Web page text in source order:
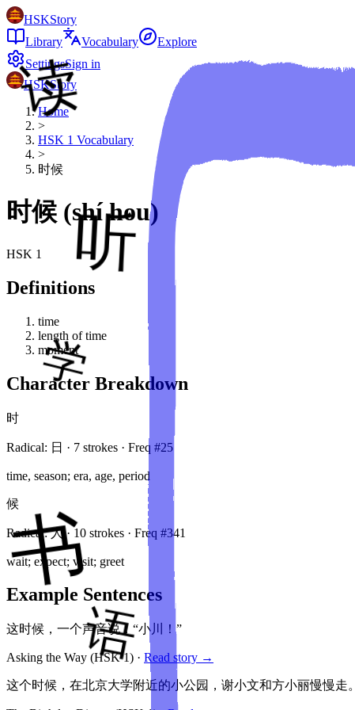
HSKStory
Library
Vocabulary
Explore
SettingsSign in
HSKStory
Home
>
HSK 1 Vocabulary
>
时候
时候 (shí hou)
HSK 1
Definitions
time
length of time
moment
Character Breakdown
时
Radical: 日 · 7 strokes · Freq #25
time, season; era, age, period
候
Radical:人 · 10 strokes · Freq #341
wait; expect; visit; greet
Example Sentences
这时候，一个声音说：“小川！”
Asking the Way (HSK1) · Read story →
这个时候，在北京大学附近的小公园，谢小文和方小丽慢慢走。